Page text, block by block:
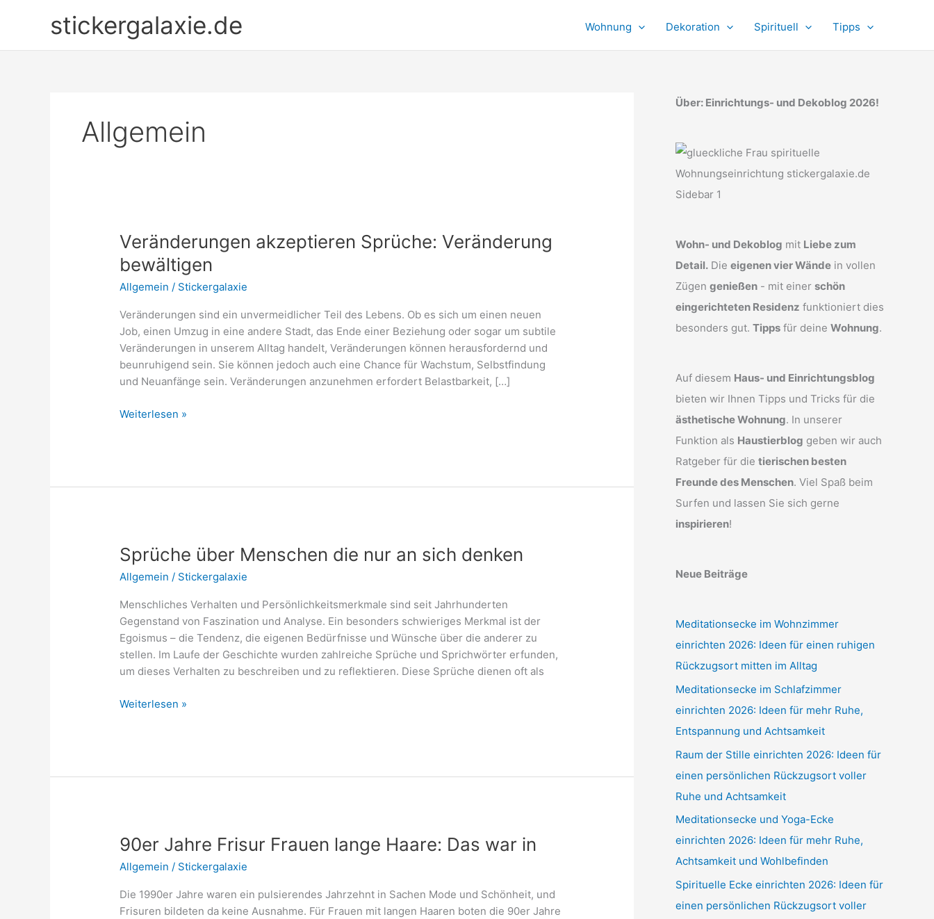
stickergalaxie.de Wohnung Dekoration Spirituell Tipps
Allgemein
Veränderungen akzeptieren Sprüche: Veränderung
bewältigen
Allgemein / Stickergalaxie
Veränderungen sind ein unvermeidlicher Teil des Lebens. Ob es sich um einen neuen
Job, einen Umzug in eine andere Stadt, das Ende einer Beziehung oder sogar um subtile
Veränderungen in unserem Alltag handelt, Veränderungen können herausfordernd und
beunruhigend sein. Sie können jedoch auch eine Chance für Wachstum, Selbstfindung
und Neuanfänge sein. Veränderungen anzunehmen erfordert Belastbarkeit, […]
Veränderungen
Weiterlesen »
Sprüche über Menschen die nur an sich denken
Allgemein / Stickergalaxie
Menschliches Verhalten und Persönlichkeitsmerkmale sind seit Jahrhunderten
Gegenstand von Faszination und Analyse. Ein besonders schwieriges Merkmal ist der
Egoismus – die Tendenz, die eigenen Bedürfnisse und Wünsche über die anderer zu
stellen. Im Laufe der Geschichte wurden zahlreiche Sprüche und Sprichwörter erfunden,
um dieses Verhalten zu beschreiben und zu reflektieren. Diese Sprüche dienen oft als
Sprüche
Weiterlesen »
90er Jahre Frisur Frauen lange Haare: Das war in
Allgemein / Stickergalaxie
Die 1990er Jahre waren ein pulsierendes Jahrzehnt in Sachen Mode und Schönheit, und
Frisuren bildeten da keine Ausnahme. Für Frauen mit langen Haaren boten die 90er Jahre
Über: Einrichtungs- und Dekoblog 2026!
Wohn- und Dekoblog mit Liebe zum
Detail. Die eigenen vier Wände in vollen
Zügen genießen - mit einer schön
eingerichteten Residenz funktioniert dies
besonders gut. Tipps für deine Wohnung.
Auf diesem Haus- und Einrichtungsblog
bieten wir Ihnen Tipps und Tricks für die
ästhetische Wohnung. In unserer
Funktion als Haustierblog geben wir auch
Ratgeber für die tierischen besten
Freunde des Menschen. Viel Spaß beim
Surfen und lassen Sie sich gerne
inspirieren!
Neue Beiträge
Meditationsecke im Wohnzimmer
einrichten 2026: Ideen für einen ruhigen
Rückzugsort mitten im Alltag
Meditationsecke im Schlafzimmer
einrichten 2026: Ideen für mehr Ruhe,
Entspannung und Achtsamkeit
Raum der Stille einrichten 2026: Ideen für
einen persönlichen Rückzugsort voller
Ruhe und Achtsamkeit
Meditationsecke und Yoga-Ecke
einrichten 2026: Ideen für mehr Ruhe,
Achtsamkeit und Wohlbefinden
Spirituelle Ecke einrichten 2026: Ideen für
einen persönlichen Rückzugsort voller